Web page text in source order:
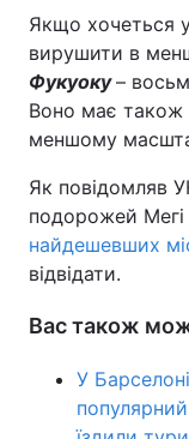
Якщо хочеться
вирушити в
Фукуоку–
Воно має також
меншому
Як повідомляв
подорожей Мегі
найдешевших
відвідати.
Вас також
У